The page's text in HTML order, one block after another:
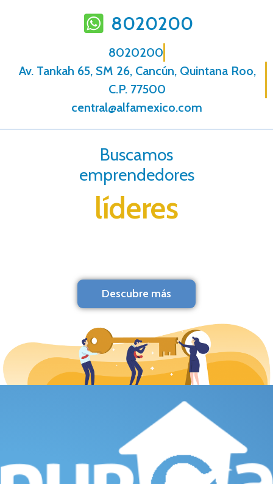
8020200
8020200
Av. Tankah 65, SM 26, Cancún, Quintana Roo,
C.P. 77500
central@alfamexico.com
Buscamos
emprendedores
líderes
Descubre más